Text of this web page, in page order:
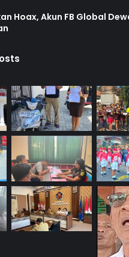
Hoax, Akun FB Global